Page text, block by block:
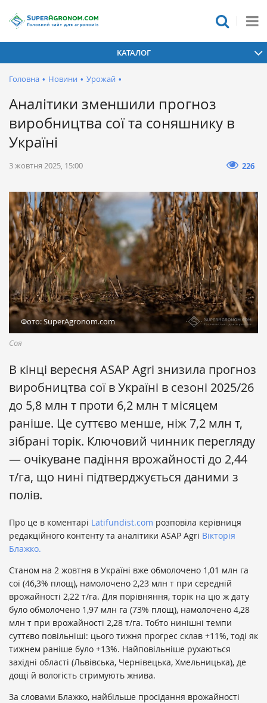
КАТАЛОГ
Головна • Новини • Урожай •
Аналітики зменшили прогноз
виробництва сої та соняшнику в
Україні
3 жовтня 2025, 15:00 226
Фото: SuperAgronom.com
Соя
В кінці вересня ASAP Agri знизила прогноз
виробництва сої в Україні в сезоні 2025/26
до 5,8 млн т проти 6,2 млн т місяцем
раніше. Це суттєво менше, ніж 7,2 млн т,
зібрані торік. Ключовий чинник перегляду
— очікуване падіння врожайності до 2,44
т/га, що нині підтверджується даними з
полів.
Про це в коментарі Latifundist.com розповіла керівниця
редакційного контенту та аналітики ASAP Agri Вікторія
Блажко.
Станом на 2 жовтня в Україні вже обмолочено 1,01 млн га
сої (46,3% площ), намолочено 2,23 млн т при середній
врожайності 2,22 т/га. Для порівняння, торік на цю ж дату
було обмолочено 1,97 млн га (73% площ), намолочено 4,28
млн т при врожайності 2,28 т/га. Тобто нинішні темпи
суттєво повільніші: цього тижня прогрес склав +11%, тоді як
тижнем раніше було +13%. Найповільніше рухаються
західні області (Львівська, Чернівецька, Хмельницька), де
дощі й вологість стримують жнива.
За словами Блажко, найбільше просідання врожайності